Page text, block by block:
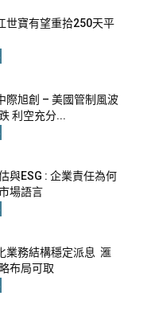
世寶有望重拾250天平
際旭創 – 美國管制風波
利空充分...
與ESG : 企業責任為何
場語言
業務結構穩定派息 滙
布局可取